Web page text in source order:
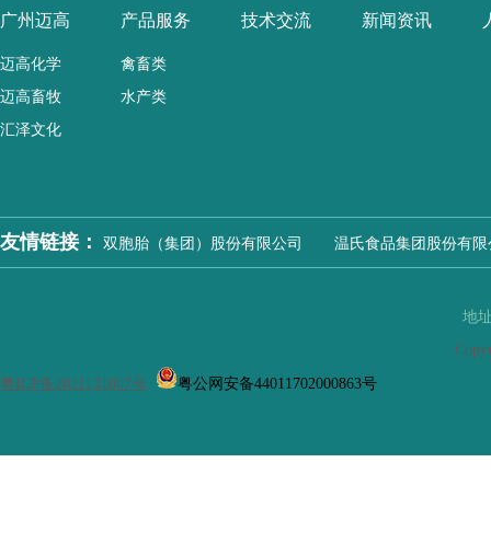
广州迈高
迈高化学
迈高畜牧
汇泽文化
产品服务
禽畜类
水产类
技术交流 新闻资讯
友情链接： 双胞胎（集团）股份有限公司 温氏食品集团股份有限
地
粤ICP备2021131007号 粤公网安备44011702000863号